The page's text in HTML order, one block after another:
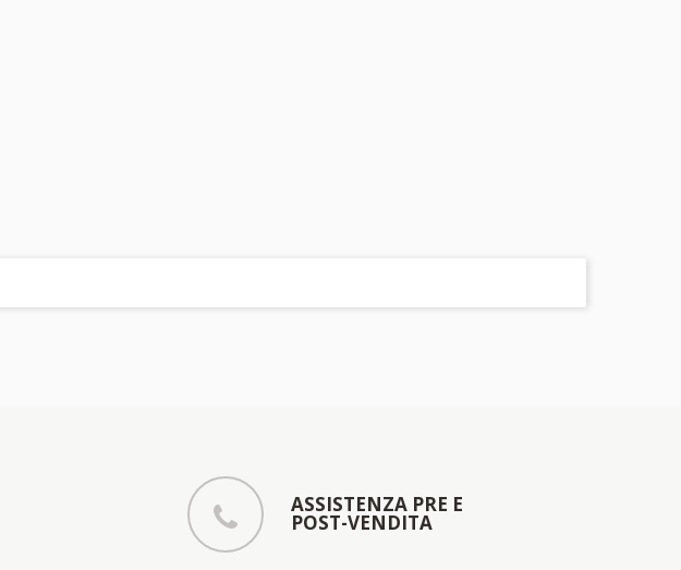
ASSISTENZA PRE E
POST-VENDITA